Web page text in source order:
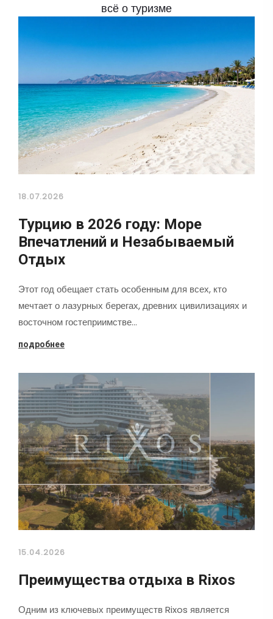
всё о туризме
18.07.2026
Турцию в 2026 году: Море
Впечатлений и Незабываемый
Отдых
Этот год обещает стать особенным для всех, кто
мечтает о лазурных берегах, древних цивилизациях и
восточном гостеприимстве…
подробнее
15.04.2026
Преимущества отдыха в Rixos
Одним из ключевых преимуществ Rixos является